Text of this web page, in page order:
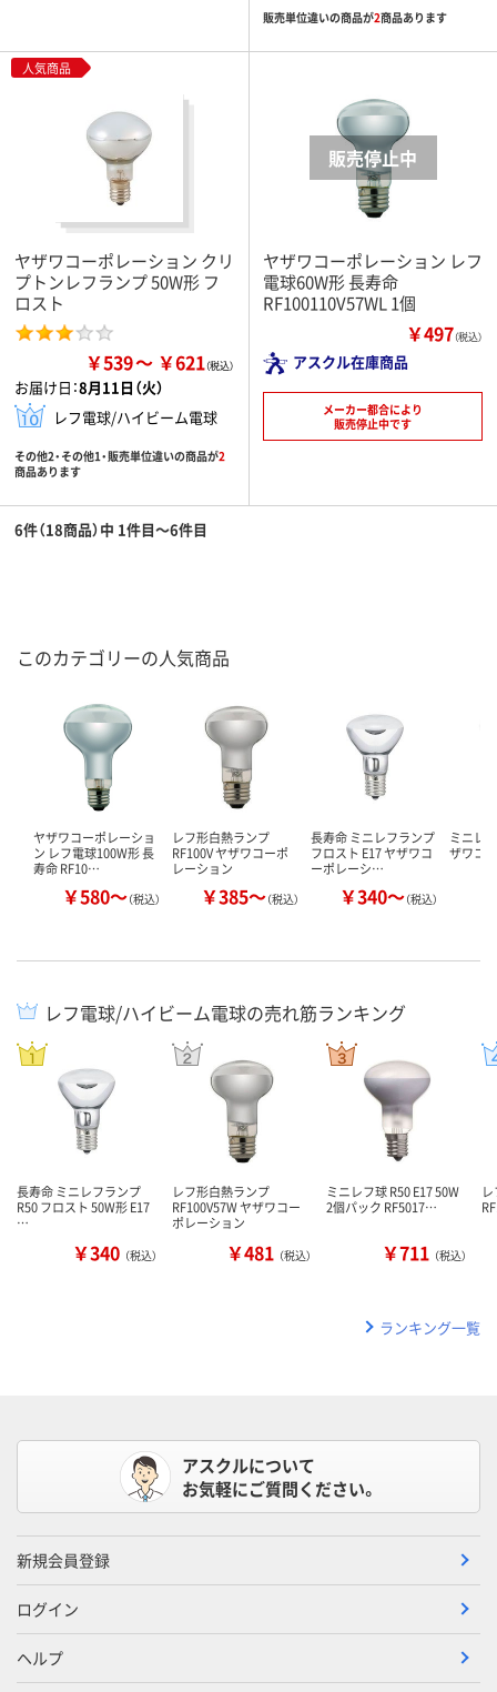
販売単位違いの商品が2商品あります
人気商品
ヤザワコーポレーション クリ
プトンレフランプ 50W形 フ
ロスト
￥539 ￥621
お届け日：8月11日（火）
レフ電球/ハイビーム電球
その他2・その他1・販売単位違いの商品が2
商品あります
ヤザワコーポレーション レフ
電球60W形 長寿命
RF100110V57WL 1個
￥497（税込）
アスクル在庫商品
メーカー都合により
販売停止中です
6件（18商品）中 1件目～6件目
このカテゴリーの人気商品
ヤザワコーポレーショ
ン レフ電球100W形 長
寿命 RF10…
￥580～（税込）
レフ形白熱ランプ
RF100V ヤザワコーポ
レーション
￥385～（税込）
長寿命 ミニレフランプ
フロスト E17 ヤザワコ
ーポレーシ…
￥340～（税込）
ミニレ
ザワコ
レフ電球/ハイビーム電球の売れ筋ランキング
長寿命 ミニレフランプ
R50 フロスト 50W形 E17
…
￥340 （税込）
レフ形白熱ランプ
RF100V57W ヤザワコー
ポレーション
￥481 （税込）
ミニレフ球 R50 E17 50W
2個パック RF5017…
￥711 （税込）
ランキング一覧
アスクルについて
お気軽にご質問ください。
新規会員登録
ログイン
ヘルプ